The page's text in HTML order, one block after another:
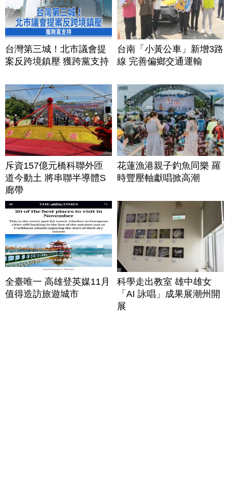
台灣第三城！北市議會提
案反跨境鎮壓 獲跨黨支持
台南「小黃公車」新增3路
線 完善偏鄉交通運輸
斥資157億元橋科聯外匝
道今動土 將串聯半導體S
廊帶
花蓮漁港親子釣魚同樂 羅
時豐壓軸獻唱掀高潮
全臺唯一 高雄登英媒11月
值得造訪旅遊城市
科學走出教室 雄中雄女
「AI 詠唱」成果展潮州開
展